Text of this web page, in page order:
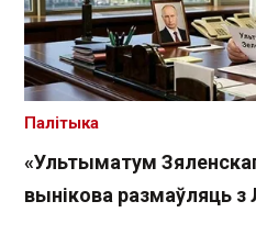
«Ультыматум
вынікова размаўляць
Палітыка